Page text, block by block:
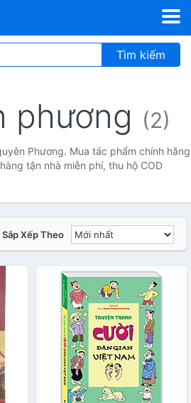
Tìm kiếm
phương (2)
Phương. Mua tác phẩm chính hãng
tận nhà miễn phí, thu hộ COD
Sắp Xếp Theo